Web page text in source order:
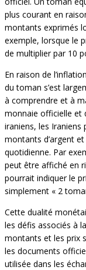
plus courant en
montants exprimés
exemple, lorsque le
de multiplier par 10
En raison de
du toman s’est
à comprendre et à
monnaie officielle et
iraniens, les
montants d’argent
quotidienne. Par
peut être affiché en
pourrait indiquer le
simplement « 2
Cette dualité
les défis associés à
montants et les prix
les documents
utilisée dans les